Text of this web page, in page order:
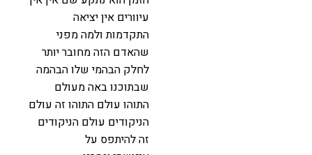
עיוורים אין יציאה
התקדמות ולמה מפני
שהאדם הזה מחובר יותר
לחלק הבהמי שלו הבהמה
שבתוכנו באה מעולם
התוהו עולם התוהו זה עולם
הניקודים עולם הניקודים
זה להיתפס על